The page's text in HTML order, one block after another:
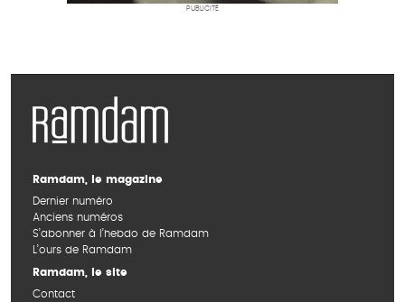
PUBLICITÉ
Ramdam, le magazine
Dernier numéro
Anciens numéros
S’abonner à l’hebdo de Ramdam
L’ours de Ramdam
Ramdam, le site
Contact